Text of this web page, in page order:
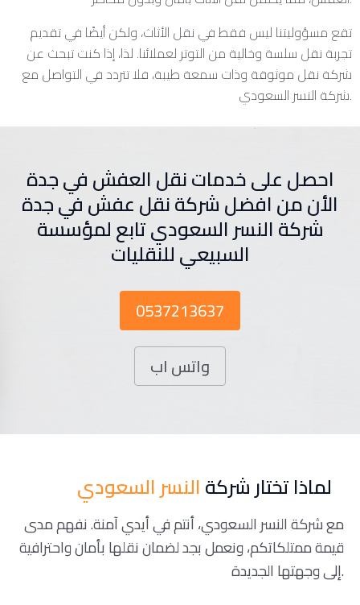
تقع مسؤوليتنا ليس فقط في نقل الأثاث، ولكن أيضًا في تقديم
تجربة نقل سلسة وخالية من التوتر لعملائنا. لذا، إذا كنت تبحث عن
شركة نقل موثوقة وذات سمعة طيبة، فلا تتردد في التواصل مع
شركة النسر السعودي.
احصل على خدمات نقل العفش في جدة
الأن من افضل شركة نقل عفش في جدة
شركة النسر السعودي تابع لمؤسسة
السبيعي للنقليات
0537213637
واتس اب
لماذا تختار شركةالنسر السعودي
مع شركة النسر السعودي، أنتم في أيدي آمنة. نفهم مدى
قيمة ممتلكاتكم، ونعمل بجد لضمان نقلها بأمان واحترافية
إلى وجهتها الجديدة.